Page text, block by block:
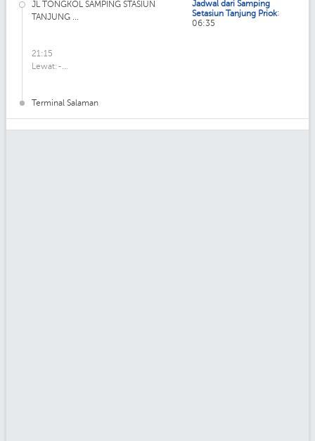
JL TONGKOL SAMPING STASIUN
TANJUNG ...
21:15
Lewat:-...
Terminal Salaman
Jadwal dari Samping
Setasiun Tanjung Priok:
06:35